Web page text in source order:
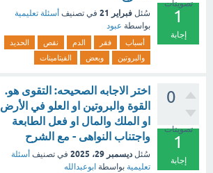
تصويتات
1
إجابة
سُئل فبراير 21 في تصنيف أسئلة تعليمية
بواسطة عبود
أسباب فقر الدم نقص
الحديد
والبروتين
وبعض الفيتامينات
0
تصويتات
1
إجابة
اختر الاجابه الصحيحه: التقوى هو.
القوة والبروتين او العلو في الأرض
او الملك والمال او فعل الطابعة
واجتناب النواهى - مع الشرح
سُئل ديسمبر 29، 2025 في تصنيف أسئلة
تعليمية بواسطة ابوعبدالله